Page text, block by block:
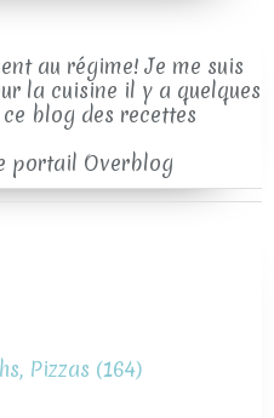
au régime! Je me suis
la cuisine il y a quelques
blog des recettes
portail Overblog
Pizzas (164)